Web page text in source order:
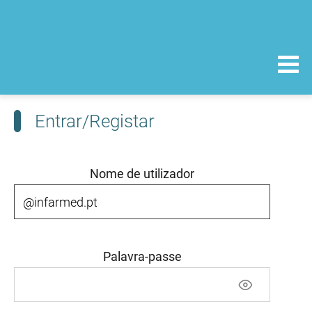
Entrar/Registar
Nome de utilizador
Palavra-passe